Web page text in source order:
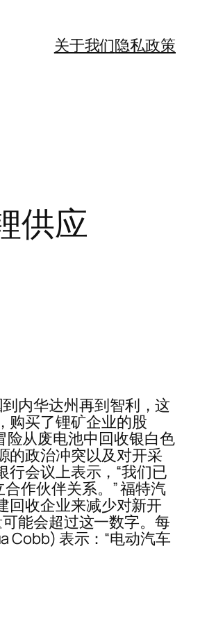
关于我们隐私政策
供应
内华达州再到智利，这
购买了锂矿企业的股
从废电池中回收银白色
的政治冲突以及对开采
行会议上表示，“我们已
作伙伴关系。” 福特汽
回收企业来减少对新开
能会超过这一数字。每
Cobb) 表示：“电动汽车